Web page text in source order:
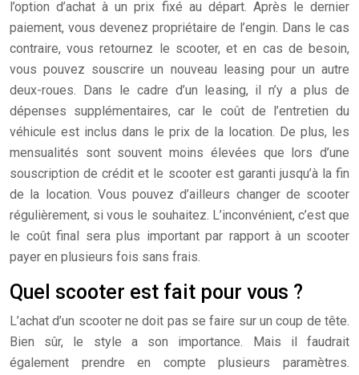
l’option d’achat à un prix fixé au départ. Après le dernier
paiement, vous devenez propriétaire de l’engin. Dans le cas
contraire, vous retournez le scooter, et en cas de besoin,
vous pouvez souscrire un nouveau leasing pour un autre
deux-roues. Dans le cadre d’un leasing, il n’y a plus de
dépenses supplémentaires, car le coût de l’entretien du
véhicule est inclus dans le prix de la location. De plus, les
mensualités sont souvent moins élevées que lors d’une
souscription de crédit et le scooter est garanti jusqu’à la fin
de la location. Vous pouvez d’ailleurs changer de scooter
régulièrement, si vous le souhaitez. L’inconvénient, c’est que
le coût final sera plus important par rapport à un scooter
payer en plusieurs fois sans frais.
Quel scooter est fait pour vous ?
L’achat d’un scooter ne doit pas se faire sur un coup de tête.
Bien sûr, le style a son importance. Mais il faudrait
également prendre en compte plusieurs paramètres.